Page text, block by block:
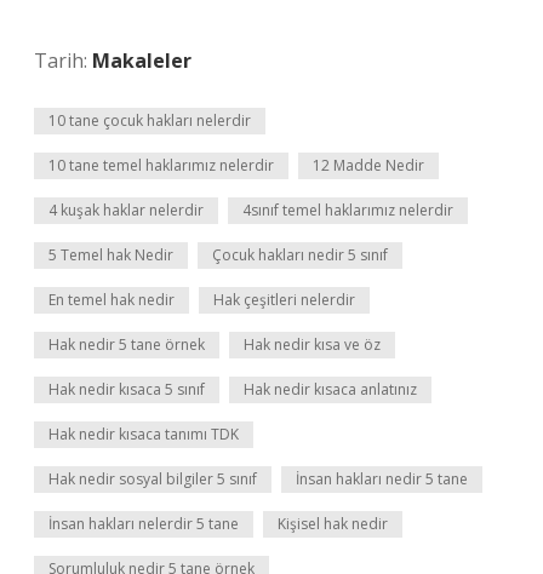
Tarih: Makaleler
10 tane çocuk hakları nelerdir
10 tane temel haklarımız nelerdir 12 Madde Nedir
4 kuşak haklar nelerdir 4sınıf temel haklarımız nelerdir
5 Temel hak Nedir Çocuk hakları nedir 5 sınıf
En temel hak nedir Hak çeşitleri nelerdir
Hak nedir 5 tane örnek Hak nedir kısa ve öz
Hak nedir kısaca 5 sınıf Hak nedir kısaca anlatınız
Hak nedir kısaca tanımı TDK
Hak nedir sosyal bilgiler 5 sınıf İnsan hakları nedir 5 tane
İnsan hakları nelerdir 5 tane Kişisel hak nedir
Sorumluluk nedir 5 tane örnek